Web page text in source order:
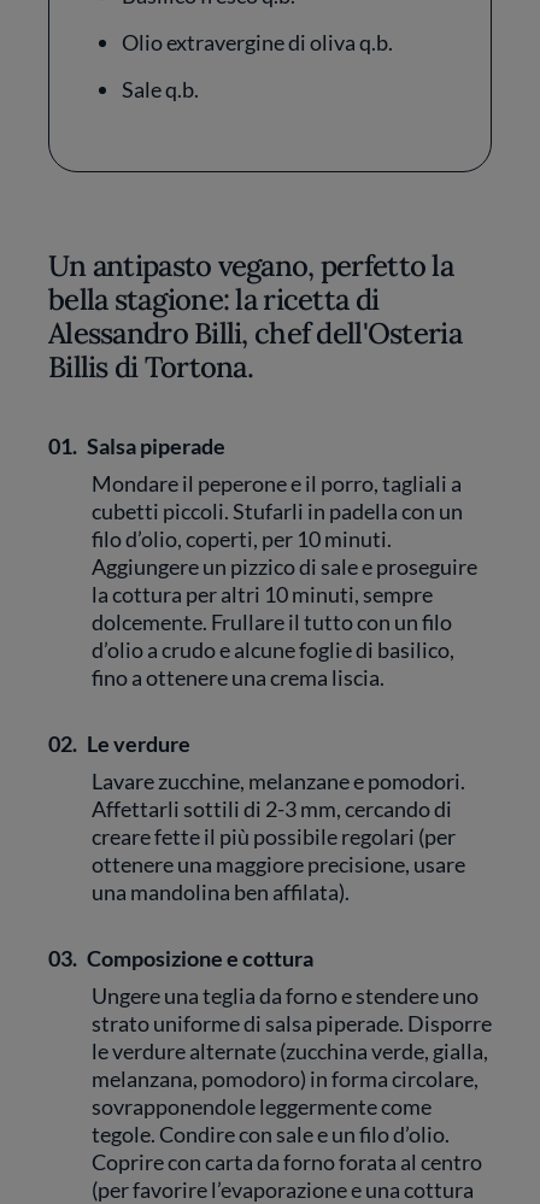
Olio extravergine di oliva q.b.
Sale q.b.
Un antipasto vegano, perfetto la
bella stagione: la ricetta di
Alessandro Billi, chef dell'Osteria
Billis di Tortona.
01. Salsa piperade
Mondare il peperone e il porro, tagliali a
cubetti piccoli. Stufarli in padella con un
filo d’olio, coperti, per 10 minuti.
Aggiungere un pizzico di sale e proseguire
la cottura per altri 10 minuti, sempre
dolcemente. Frullare il tutto con un filo
d’olio a crudo e alcune foglie di basilico,
fino a ottenere una crema liscia.
02. Le verdure
Lavare zucchine, melanzane e pomodori.
Affettarli sottili di 2-3 mm, cercando di
creare fette il più possibile regolari (per
ottenere una maggiore precisione, usare
una mandolina ben affilata).
03. Composizione e cottura
Ungere una teglia da forno e stendere uno
strato uniforme di salsa piperade. Disporre
le verdure alternate (zucchina verde, gialla,
melanzana, pomodoro) in forma circolare,
sovrapponendole leggermente come
tegole. Condire con sale e un filo d’olio.
Coprire con carta da forno forata al centro
(per favorire l’evaporazione e una cottura